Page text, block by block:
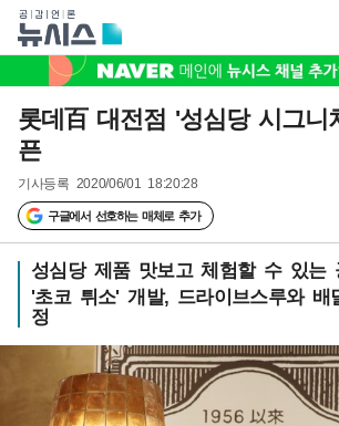
롯데百 대전점 '성심당 시그니
픈
기사등록 2020/06/01 18:20:28
구글에서 선호하는 매체로 추가
성심당 제품 맛보고 체험할 수 있는
'초코 튀소' 개발, 드라이브스루와 배
정